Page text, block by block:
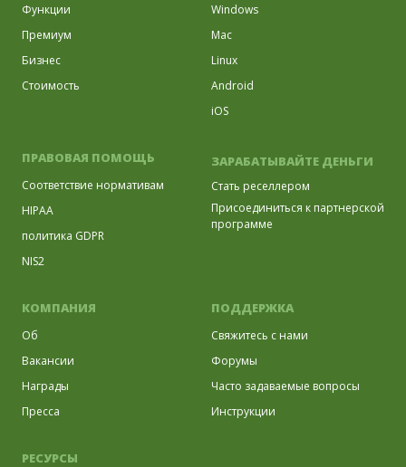
Функции
Премиум
Бизнес
Стоимость
Windows
Mac
Linux
Android
iOS
ПРАВОВАЯ ПОМОЩЬ
Соответствие нормативам
HIPAA
политика GDPR
NIS2
ЗАРАБАТЫВАЙТЕ ДЕНЬГИ
Стать реселлером
Присоединиться к партнерской
программе
КОМПАНИЯ
Об
Вакансии
Награды
Пресса
ПОДДЕРЖКА
Свяжитесь с нами
Форумы
Часто задаваемые вопросы
Инструкции
РЕСУРСЫ